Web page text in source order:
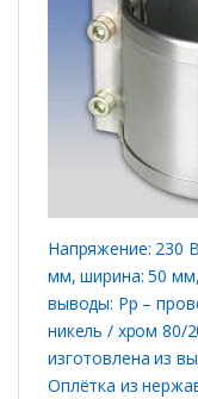
Напряжение: 230
мм, ширина: 50
выводы: Рр –
никель / хром 80/
изготовлена ​​из
Оплётка из